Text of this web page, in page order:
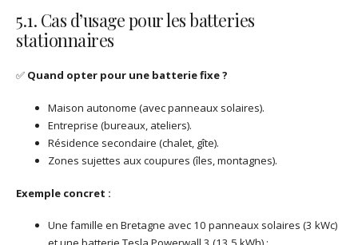
5.1. Cas d’usage pour les batteries
stationnaires
✅ Quand opter pour une batterie fixe ?
Maison autonome (avec panneaux solaires).
Entreprise (bureaux, ateliers).
Résidence secondaire (chalet, gîte).
Zones sujettes aux coupures (îles, montagnes).
Exemple concret :
Une famille en Bretagne avec 10 panneaux solaires (3 kWc)